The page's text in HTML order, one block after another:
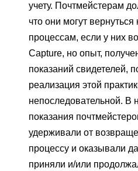
учету. Почтмейстерам
что они могут
процессам, если у них
Capture, но опыт,
показаний свидетелей,
реализация этой
непоследовательной. В
показания
удерживали от
процессу и оказывали
приняли и/или